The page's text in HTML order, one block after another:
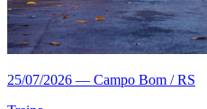
25/07/2026 — Campo Bom / RS